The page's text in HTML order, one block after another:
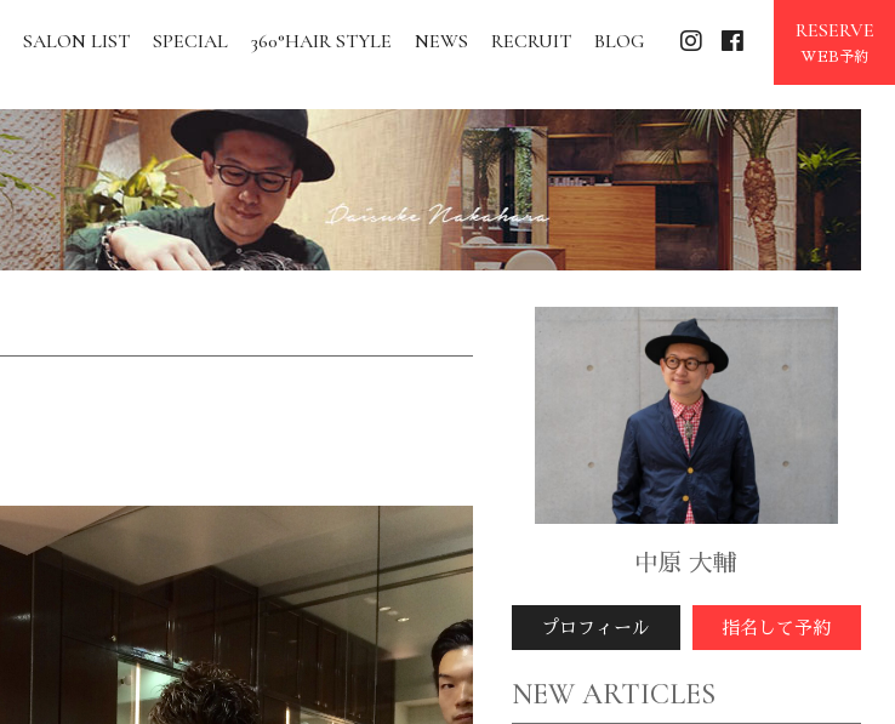
SALON LIST SPECIAL 360°HAIR STYLE NEWS RECRUIT BLOG RESERVE
WEB予約
中原 大輔
プロフィール 指名して予約
NEW ARTICLES